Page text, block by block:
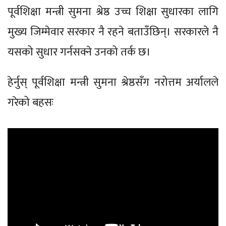
पूर्वशिक्षा मन्त्री सुमना श्रेष्ठ उच्च शिक्षा सुधारका लागि
मुख्य जिम्मेवार सरकार नै रहने बताउँछिन्। सरकारले नै
यसको सुधार गर्नसक्ने उनको तर्क छ।
हेर्नुस् पूर्वशिक्षा मन्त्री सुमना श्रेष्ठसँग नरोत्तम अर्यालले
गरेको बहसः